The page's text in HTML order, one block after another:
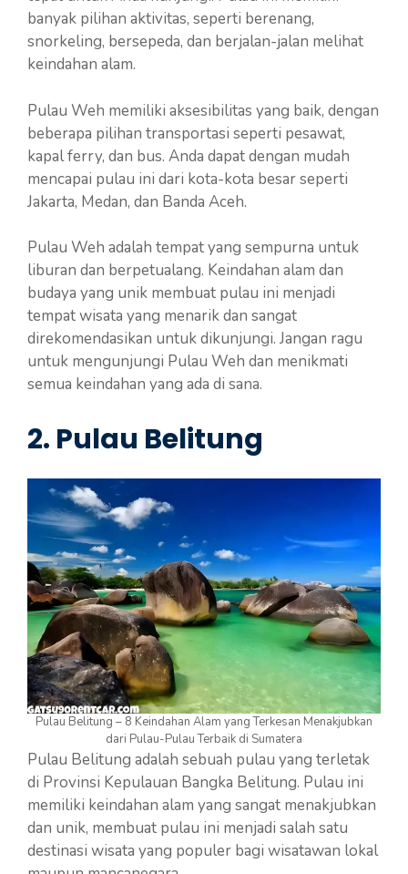
banyak pilihan aktivitas, seperti berenang,
snorkeling, bersepeda, dan berjalan-jalan melihat
keindahan alam.
Pulau Weh memiliki aksesibilitas yang baik, dengan
beberapa pilihan transportasi seperti pesawat,
kapal ferry, dan bus. Anda dapat dengan mudah
mencapai pulau ini dari kota-kota besar seperti
Jakarta, Medan, dan Banda Aceh.
Pulau Weh adalah tempat yang sempurna untuk
liburan dan berpetualang. Keindahan alam dan
budaya yang unik membuat pulau ini menjadi
tempat wisata yang menarik dan sangat
direkomendasikan untuk dikunjungi. Jangan ragu
untuk mengunjungi Pulau Weh dan menikmati
semua keindahan yang ada di sana.
2. Pulau Belitung
Pulau Belitung – 8 Keindahan Alam yang Terkesan Menakjubkan
dari Pulau-Pulau Terbaik di Sumatera
Pulau Belitung adalah sebuah pulau yang terletak
di Provinsi Kepulauan Bangka Belitung. Pulau ini
memiliki keindahan alam yang sangat menakjubkan
dan unik, membuat pulau ini menjadi salah satu
destinasi wisata yang populer bagi wisatawan lokal